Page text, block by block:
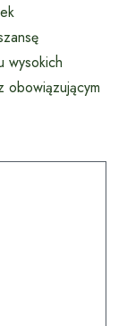
wysokich
obowiązującym